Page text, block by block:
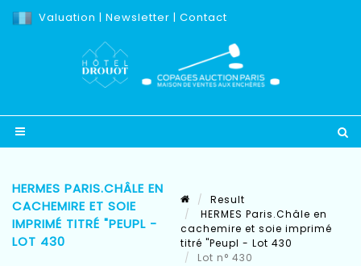
Valuation | Newsletter | Contact
HERMES PARIS.CHÂLE EN
CACHEMIRE ET SOIE
IMPRIMÉ TITRÉ "PEUPL -
LOT 430
Result
HERMES Paris.Châle en
cachemire et soie imprimé
titré "Peupl - Lot 430
Lot n° 430